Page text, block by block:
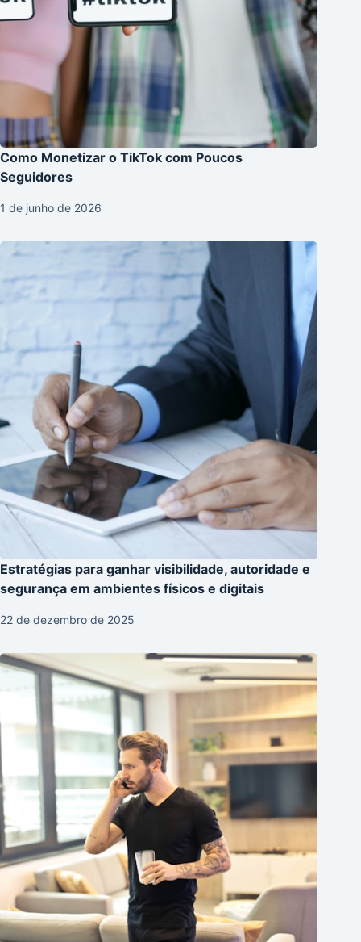
Como Monetizar o TikTok com Poucos
Seguidores
1 de junho de 2026
Estratégias para ganhar visibilidade, autoridade e
segurança em ambientes físicos e digitais
22 de dezembro de 2025